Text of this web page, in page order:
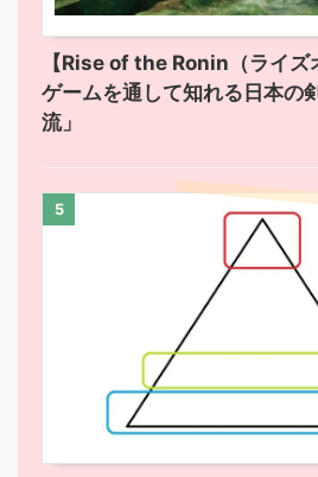
【Rise of the Ronin（ライズ
ゲームを通して知れる日本の
流」
5